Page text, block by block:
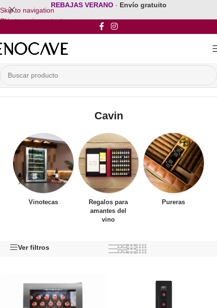
Skip to navigation
Skip to main content
REBAJAS VERANO - Envío gratuito
Inicio/Por Marca/Cavin
Cavin
Vinotecas
Regalos para
amantes del
vino
Pureras
Ver filtros